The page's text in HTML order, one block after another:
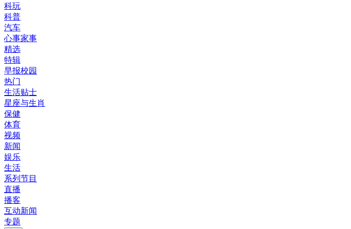
科玩
科普
汽车
心事家事
精选
特辑
早报校园
热门
生活贴士
星座与生肖
保健
体育
视频
新闻
娱乐
生活
系列节目
直播
播客
互动新闻
专题